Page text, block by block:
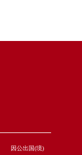
因公出国(境)